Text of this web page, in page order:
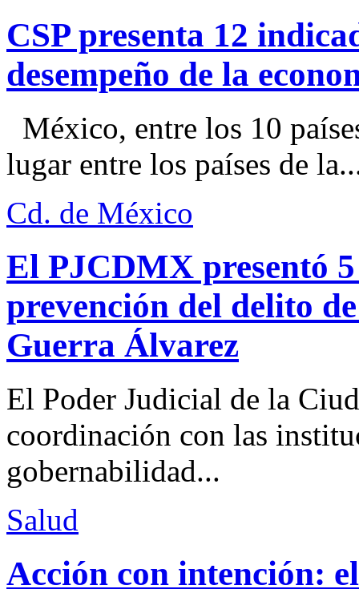
CSP presenta 12
desempeño de la
México, entre los 10
lugar entre los países de
Cd. de México
El PJCDMX presentó
prevención del delito
Guerra Álvarez
El Poder Judicial de la
coordinación con las
gobernabilidad...
Salud
Acción con intención: